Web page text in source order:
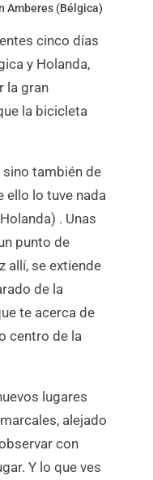
Amberes (Bélgica)
cinco días
y Holanda,
la gran
la bicicleta
también de
ello lo tuve nada
. Unas
punto de
allí, se extiende
de la
te acerca de
centro de la
lugares
alejado
con
Y lo que ves